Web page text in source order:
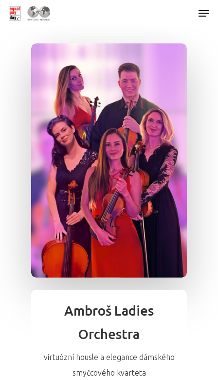
Hit enter to search or ESC to close
Ambroš Ladies
Orchestra
virtuózní housle a elegance dámského
smyčcového kvarteta